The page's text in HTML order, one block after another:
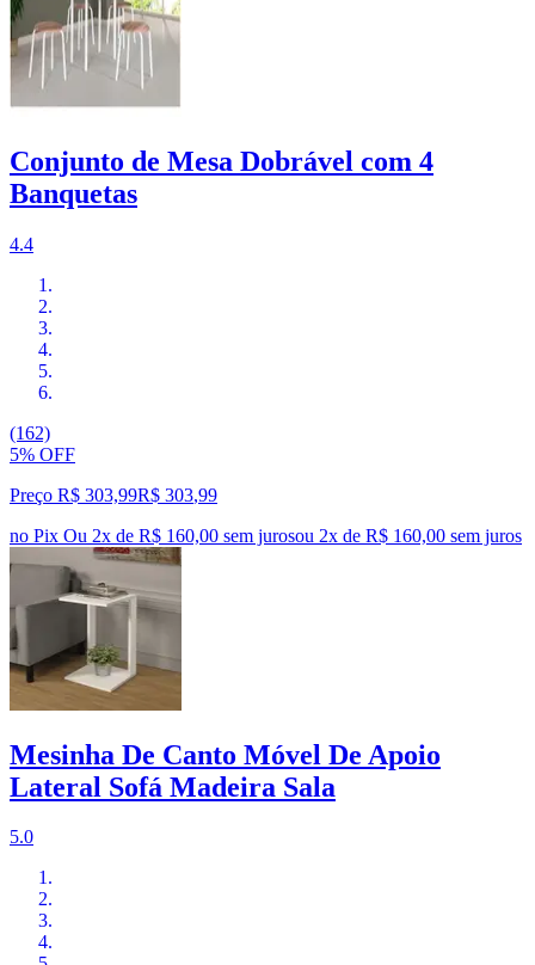
Conjunto de Mesa Dobrável com 4
Banquetas
4.4
(162)
5% OFF
Preço R$ 303,99R$ 303,99
no Pix Ou 2x de R$ 160,00 sem jurosou 2x de R$ 160,00 sem juros
Mesinha De Canto Móvel De Apoio
Lateral Sofá Madeira Sala
5.0